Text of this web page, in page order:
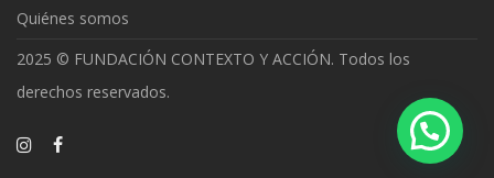
Quiénes somos
2025 © FUNDACIÓN CONTEXTO Y ACCIÓN. Todos los
derechos reservados.